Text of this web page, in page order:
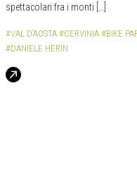
spettacolari fra i monti […]
#VAL D’AOSTA #CERVINIA #BIKE
#DANIELE HERIN